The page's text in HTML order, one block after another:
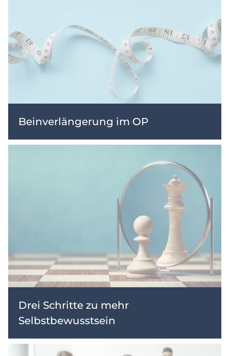
Beinverlängerung im OP
Drei Schritte zu mehr
Selbstbewusstsein